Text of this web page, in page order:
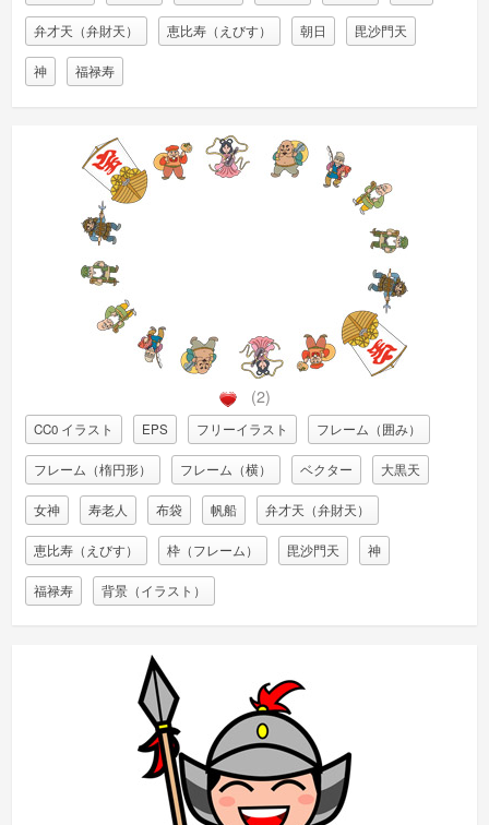
弁才天（弁財天） 恵比寿（えびす） 朝日 毘沙門天
神 福禄寿
(2)
CC0 イラスト EPS フリーイラスト フレーム（囲み）
フレーム（楕円形） フレーム（横） ベクター 大黒天
女神 寿老人 布袋 帆船 弁才天（弁財天）
恵比寿（えびす） 枠（フレーム） 毘沙門天 神
福禄寿 背景（イラスト）